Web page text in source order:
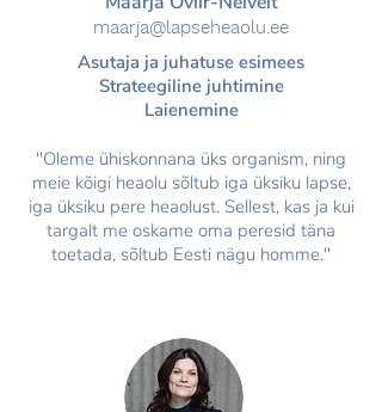
maarja@lapseheaolu.ee
Asutaja ja juhatuse esimees
Strateegiline juhtimine
Laienemine
"Oleme ühiskonnana üks organism, ning
meie kõigi heaolu sõltub iga üksiku lapse,
iga üksiku pere heaolust. Sellest, kas ja kui
targalt me oskame oma peresid täna
toetada, sõltub Eesti nägu homme."